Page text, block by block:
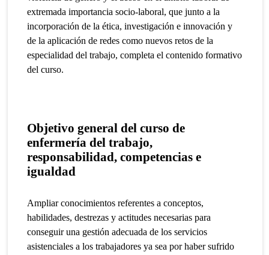
extremada importancia socio-laboral, que junto a la
incorporación de la ética, investigación e innovación y
de la aplicación de redes como nuevos retos de la
especialidad del trabajo, completa el contenido formativo
del curso.
Objetivo general del curso de
enfermería del trabajo,
responsabilidad, competencias e
igualdad
Ampliar conocimientos referentes a conceptos,
habilidades, destrezas y actitudes necesarias para
conseguir una gestión adecuada de los servicios
asistenciales a los trabajadores ya sea por haber sufrido